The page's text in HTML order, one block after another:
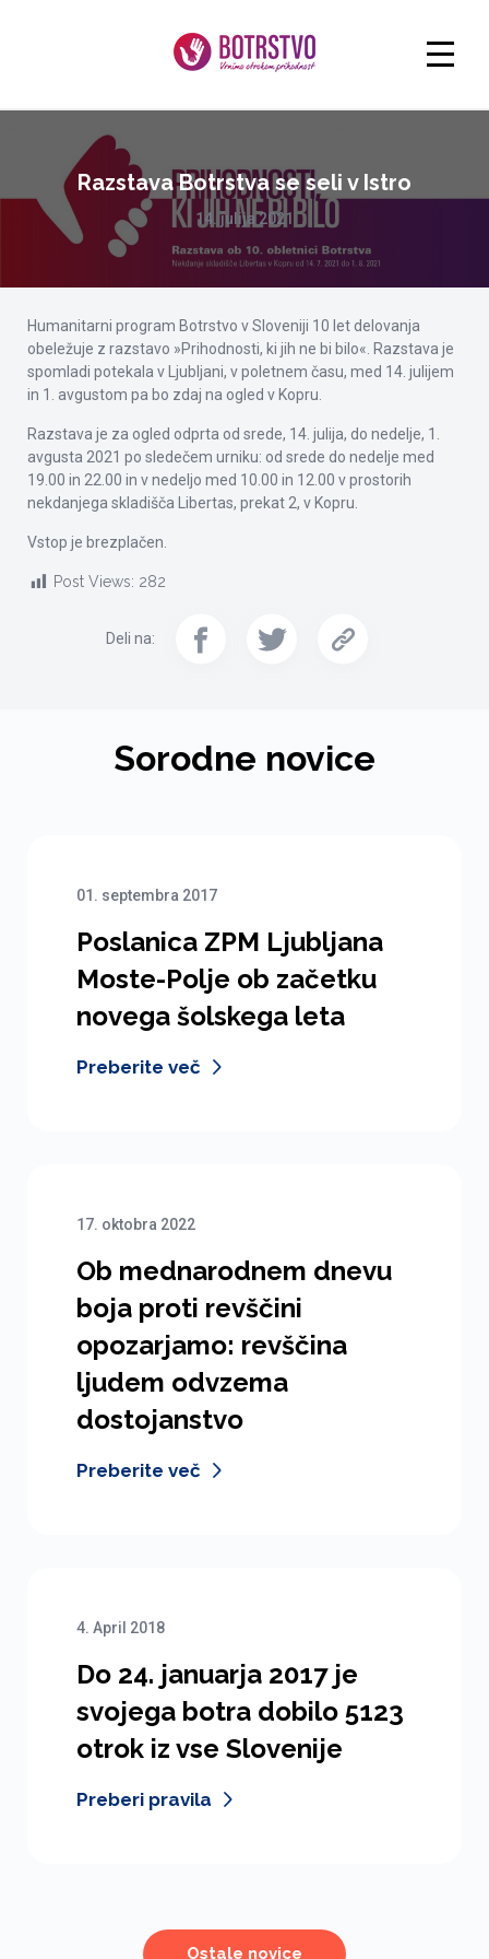
Razstava Botrstva se seli v Istro
14. julija 2021
Humanitarni program Botrstvo v Sloveniji 10 let delovanja
obeležuje z razstavo »Prihodnosti, ki jih ne bi bilo«. Razstava je
spomladi potekala v Ljubljani, v poletnem času, med 14. julijem
in 1. avgustom pa bo zdaj na ogled v Kopru.
Razstava je za ogled odprta od srede, 14. julija, do nedelje, 1.
avgusta 2021 po sledečem urniku: od srede do nedelje med
19.00 in 22.00 in v nedeljo med 10.00 in 12.00 v prostorih
nekdanjega skladišča Libertas, prekat 2, v Kopru.
Vstop je brezplačen.
Post Views: 282
Deli na:
Sorodne novice
01. septembra 2017
Poslanica ZPM Ljubljana
Moste-Polje ob začetku
novega šolskega leta
Preberite več
17. oktobra 2022
Ob mednarodnem dnevu
boja proti revščini
opozarjamo: revščina
ljudem odvzema
dostojanstvo
Preberite več
4. April 2018
Do 24. januarja 2017 je
svojega botra dobilo 5123
otrok iz vse Slovenije
Preberi pravila
Ostale novice